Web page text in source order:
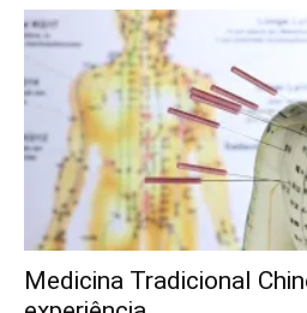
Medicina Tradicional